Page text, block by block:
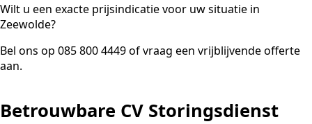
Wilt u een exacte prijsindicatie voor uw situatie in
Zeewolde?
Bel ons op 085 800 4449 of vraag een vrijblijvende offerte
aan.
Betrouwbare CV Storingsdienst